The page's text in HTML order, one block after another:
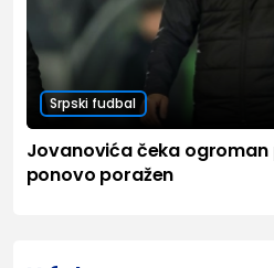
Srpski fudbal
Jovanovića čeka ogroman
ponovo poražen